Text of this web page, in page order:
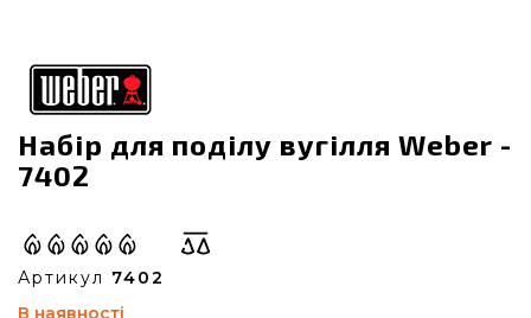
Набір для поділу вугілля Weber -
7402
Артикул 7402
В наявності